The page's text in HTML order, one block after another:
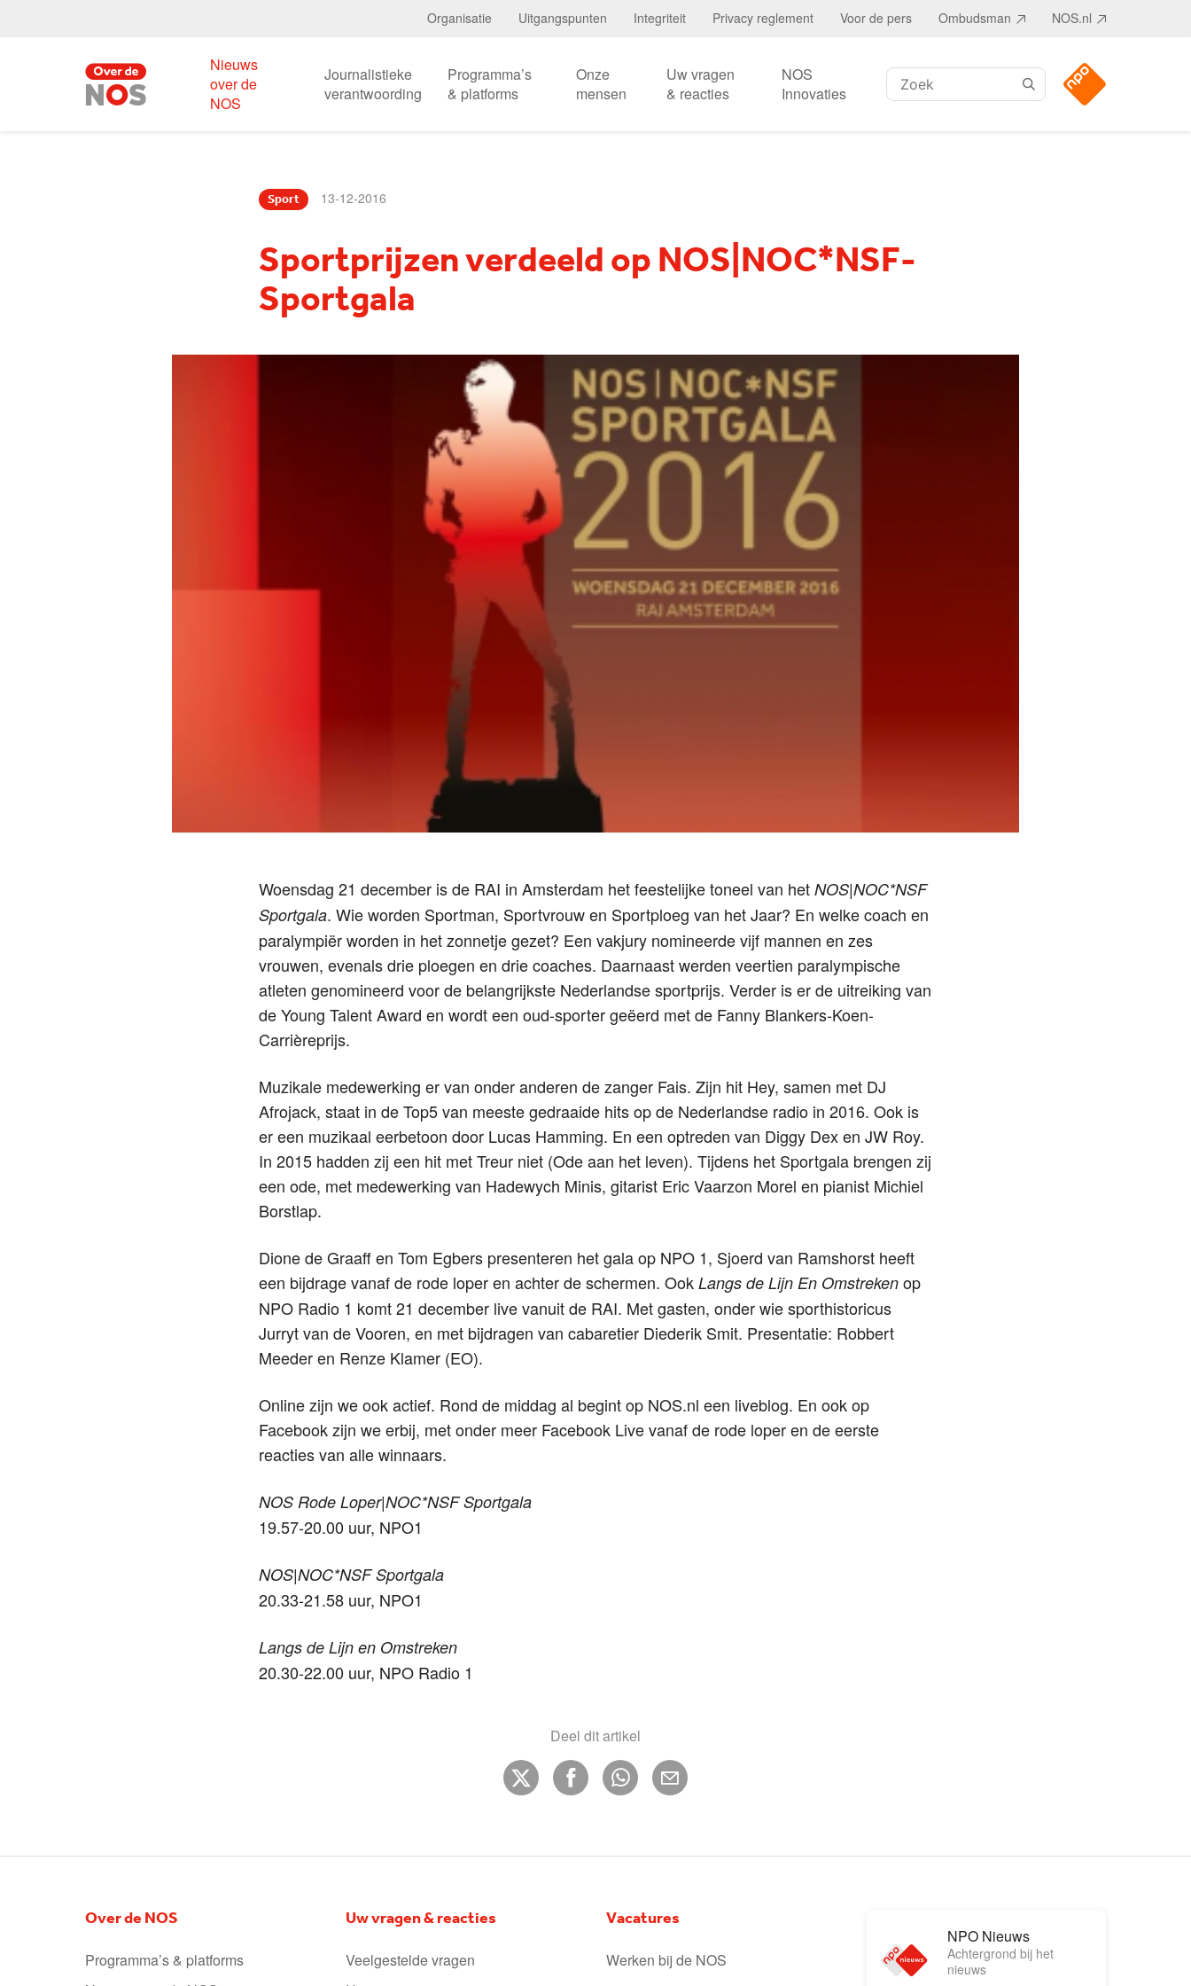
Organisatie Uitgangspunten Integriteit Privacy reglement Voor de pers Ombudsman NOS.nl
Nieuws
over de
NOS
Journalistieke
verantwoording
Programma’s
& platforms
Onze
mensen
Uw vragen
& reacties
NOS
Innovaties
Zoeken:
Sport 13-12-2016
Sportprijzen verdeeld op NOS|NOC*NSF-
Sportgala
Woensdag 21 december is de RAI in Amsterdam het feestelijke toneel van het NOS|NOC*NSF
Sportgala. Wie worden Sportman, Sportvrouw en Sportploeg van het Jaar? En welke coach en
paralympiër worden in het zonnetje gezet? Een vakjury nomineerde vijf mannen en zes
vrouwen, evenals drie ploegen en drie coaches. Daarnaast werden veertien paralympische
atleten genomineerd voor de belangrijkste Nederlandse sportprijs. Verder is er de uitreiking van
de Young Talent Award en wordt een oud-sporter geëerd met de Fanny Blankers-Koen-
Carrièreprijs.
Muzikale medewerking er van onder anderen de zanger Fais. Zijn hit Hey, samen met DJ
Afrojack, staat in de Top5 van meeste gedraaide hits op de Nederlandse radio in 2016. Ook is
er een muzikaal eerbetoon door Lucas Hamming. En een optreden van Diggy Dex en JW Roy.
In 2015 hadden zij een hit met Treur niet (Ode aan het leven). Tijdens het Sportgala brengen zij
een ode, met medewerking van Hadewych Minis, gitarist Eric Vaarzon Morel en pianist Michiel
Borstlap.
Dione de Graaff en Tom Egbers presenteren het gala op NPO 1, Sjoerd van Ramshorst heeft
een bijdrage vanaf de rode loper en achter de schermen. Ook Langs de Lijn En Omstreken op
NPO Radio 1 komt 21 december live vanuit de RAI. Met gasten, onder wie sporthistoricus
Jurryt van de Vooren, en met bijdragen van cabaretier Diederik Smit. Presentatie: Robbert
Meeder en Renze Klamer (EO).
Online zijn we ook actief. Rond de middag al begint op NOS.nl een liveblog. En ook op
Facebook zijn we erbij, met onder meer Facebook Live vanaf de rode loper en de eerste
reacties van alle winnaars.
NOS Rode Loper|NOC*NSF Sportgala
19.57-20.00 uur, NPO1
NOS|NOC*NSF Sportgala
20.33-21.58 uur, NPO1
Langs de Lijn en Omstreken
20.30-22.00 uur, NPO Radio 1
Deel dit artikel
Over de NOS
Programma’s & platforms
Uw vragen & reacties
Veelgestelde vragen
Vacatures
Werken bij de NOS
NPO Nieuws
Achtergrond bij het
nieuws